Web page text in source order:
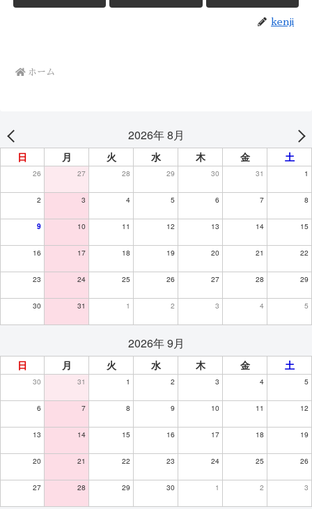
kenji
ホーム
2026年 8月
日 月 火 水 木 金 土
26 27 28 29 30 31 1
2 3 4 5 6 7 8
9 10 11 12 13 14 15
16 17 18 19 20 21 22
23 24 25 26 27 28 29
30 31 1 2 3 4 5
2026年 9月
日 月 火 水 木 金 土
30 31 1 2 3 4 5
6 7 8 9 10 11 12
13 14 15 16 17 18 19
20 21 22 23 24 25 26
27 28 29 30 1 2 3